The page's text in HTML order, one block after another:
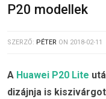
P20 modellek
SZERZŐ: PÉTER ON 2018-02-11
A Huawei P20 Lite
dizájnja is